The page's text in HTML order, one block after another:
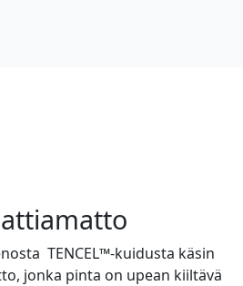
TENCEL™-kuidusta käsin
jonka pinta on upean kiiltävä